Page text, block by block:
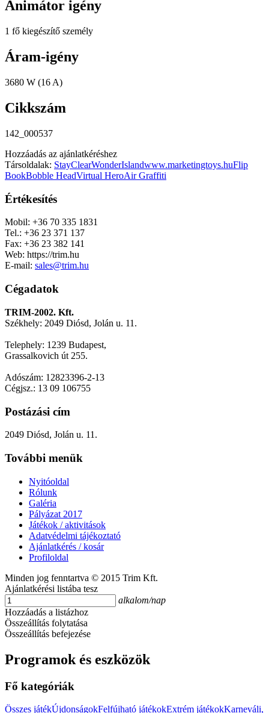
Animátor igény
1 fő kiegészítő személy
Áram-igény
3680 W (16 A)
Cikkszám
142_000537
Hozzáadás az ajánlatkéréshez
Társoldalak: StayClearWonderIslandwww.marketingtoys.huFlip
BookBobble HeadVirtual HeroAir Graffiti
Értékesítés
Mobil: +36 70 335 1831
Tel.: +36 23 371 137
Fax: +36 23 382 141
Web: https://trim.hu
E-mail: sales@trim.hu
Cégadatok
TRIM-2002. Kft.
Székhely: 2049 Diósd, Jolán u. 11.
Telephely: 1239 Budapest,
Grassalkovich út 255.
Adószám: 12823396-2-13
Cégjsz.: 13 09 106755
Postázási cím
2049 Diósd, Jolán u. 11.
További menük
Nyitóoldal
Rólunk
Galéria
Pályázat 2017
Játékok / aktivitások
Adatvédelmi tájékoztató
Ajánlatkérés / kosár
Profiloldal
Minden jog fenntartva © 2015 Trim Kft.
Ajánlatkérési listába tesz
alkalom/nap
Hozzáadás a listázhoz
Összeállítás folytatása
Összeállítás befejezése
Programok és eszközök
Fő kategóriák
Összes játékÚjdonságokFelfújható játékokExtrém játékokKarneváli,